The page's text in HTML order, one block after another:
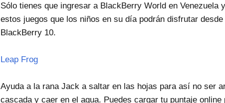
Sólo tienes que ingresar a BlackBerry World en Venezuela
estos juegos que los niños en su día podrán disfrutar
BlackBerry 10.
Leap Frog
Ayuda a la rana Jack a saltar en las hojas para así no ser
cascada y caer en el agua. Puedes cargar tu puntaje online